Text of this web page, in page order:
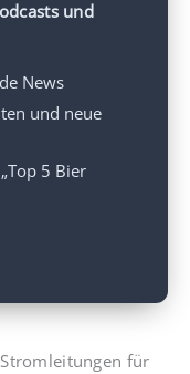
und
News
und neue
5 Bier
für